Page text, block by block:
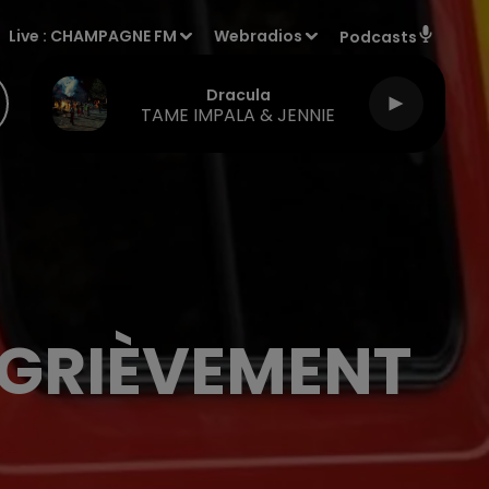
Live : CHAMPAGNE FM Webradios Podcasts
Dracula
TAME IMPALA & JENNIE